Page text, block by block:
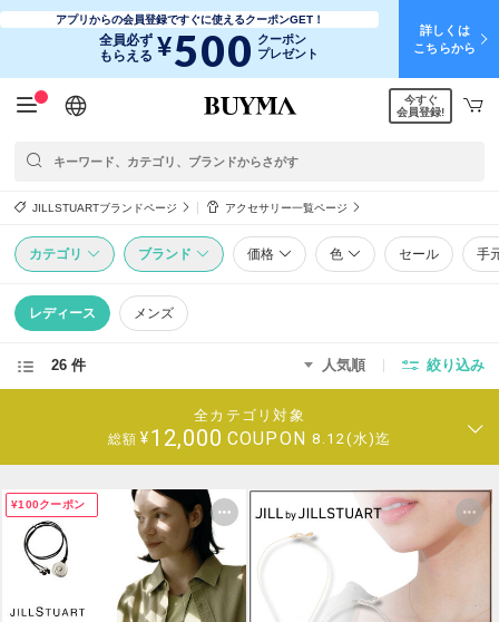
アプリからの会員登録ですぐに使えるクーポンGET！
全員必ず
もらえる ¥500 クーポン
プレゼント
詳しくは
こちらから
日本語
English
简体中文
繁體中文
今すぐ
会員登録!
JILLSTUARTブランドページ アクセサリー一覧ページ
カテゴリ ブランド 価格 色 セール 手
レディース メンズ
26 件 人気順 絞り込み
全カテゴリ対象
総額 ¥12,000 COUPON 8.12(水)迄
¥100クーポン